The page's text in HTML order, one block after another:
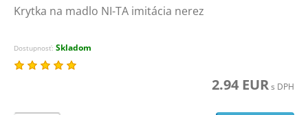
Krytka na madlo NI-TA imitácia nerez
Dostupnosť: Skladom
2.94 EURs DPH